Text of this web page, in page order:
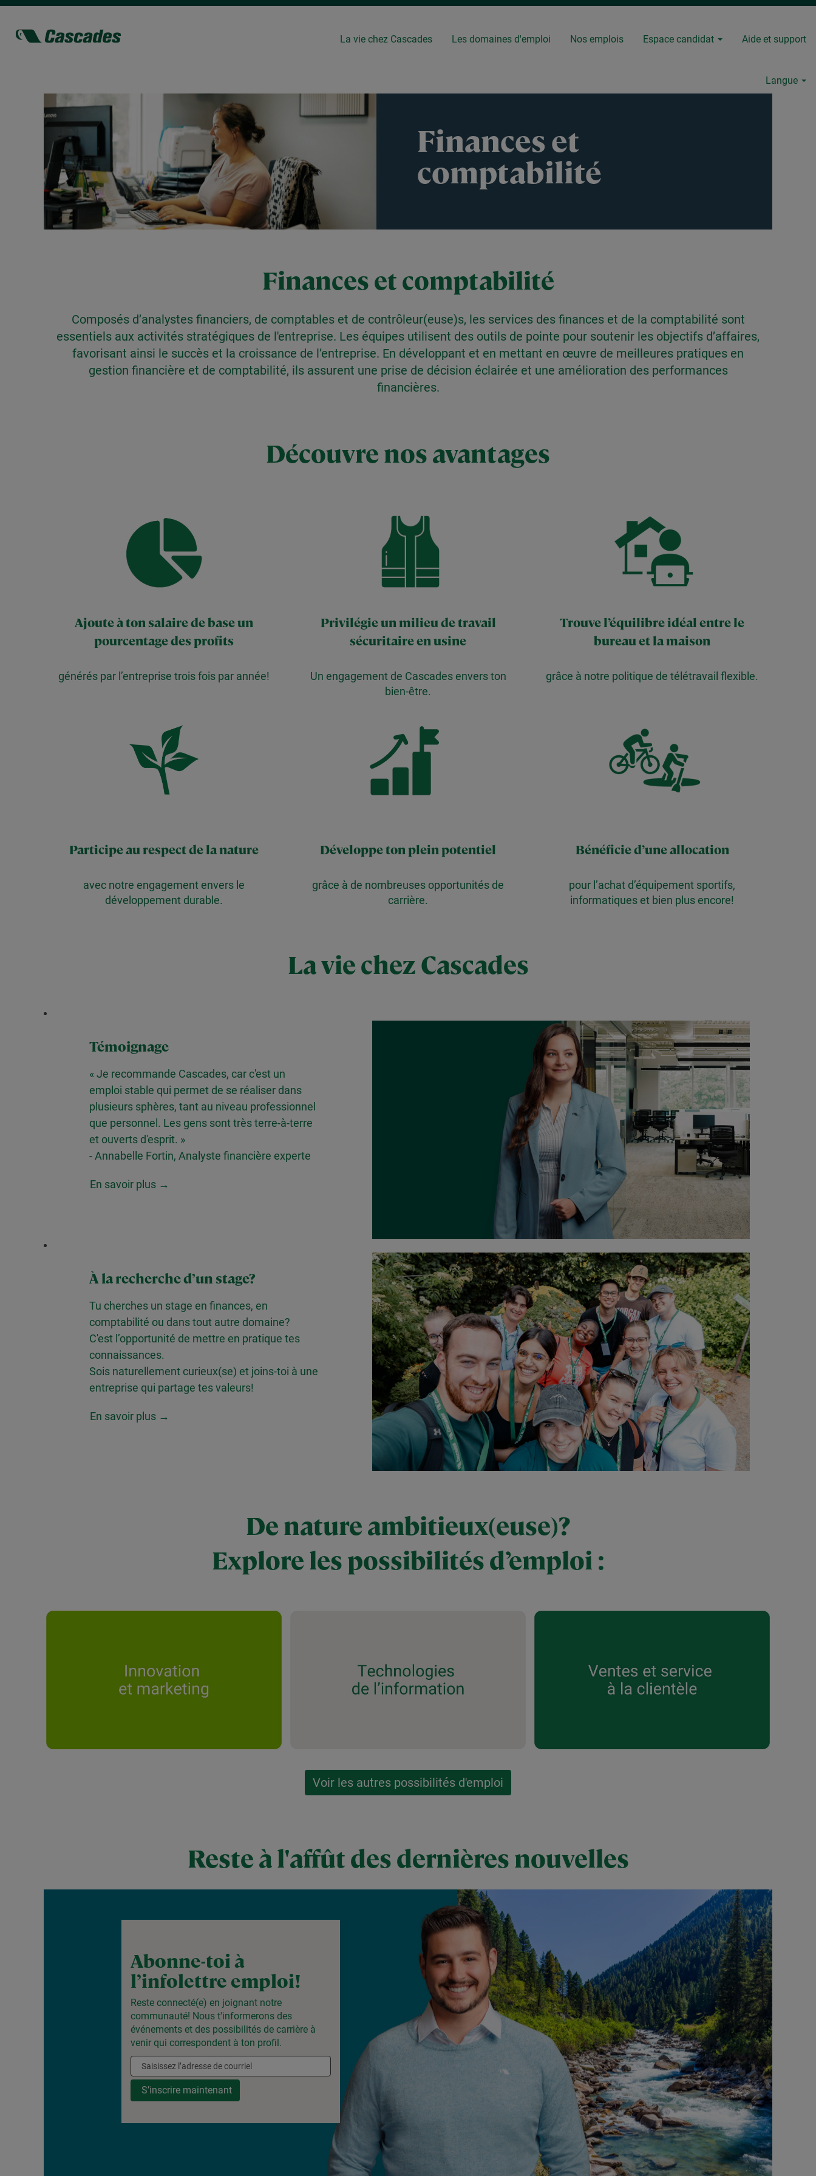
La vie chez Cascades Les domaines d'emploi Nos emplois Espace candidat Aide et support
Langue
et
comptabilité
Finances et
comptabilité
Finances et comptabilité
Composés d’analystes financiers, de comptables et de contrôleur(euse)s, les services des finances et de la comptabilité sont
essentiels aux activités stratégiques de l'entreprise. Les équipes utilisent des outils de pointe pour soutenir les objectifs d’affaires,
favorisant ainsi le succès et la croissance de l’entreprise. En développant et en mettant en œuvre de meilleures pratiques en
gestion financière et de comptabilité, ils assurent une prise de décision éclairée et une amélioration des performances
financières.
Découvre nos avantages
Ajoute à ton salaire de base un
pourcentage des profits
générés par l’entreprise trois fois par année!
Privilégie un milieu de travail
sécuritaire en usine
Un engagement de Cascades envers ton
bien-être.
Trouve l’équilibre idéal entre le
bureau et la maison
grâce à notre politique de télétravail flexible.
Participe au respect de la nature
avec notre engagement envers le
développement durable.
Développe ton plein potentiel
grâce à de nombreuses opportunités de
carrière.
Bénéficie d’une allocation
pour l’achat d’équipement sportifs,
informatiques et bien plus encore!
La vie chez Cascades
Témoignage
« Je recommande Cascades, car c'est un
emploi stable qui permet de se réaliser dans
plusieurs sphères, tant au niveau professionnel
que personnel. Les gens sont très terre-à-terre
et ouverts d'esprit. »
- Annabelle Fortin, Analyste financière experte
En savoir plus →
À la recherche d’un stage?
Tu cherches un stage en finances, en
comptabilité ou dans tout autre domaine?
C'est l’opportunité de mettre en pratique tes
connaissances.
Sois naturellement curieux(se) et joins-toi à une
entreprise qui partage tes valeurs!
En savoir plus →
De nature ambitieux(euse)?
Explore les possibilités d’emploi :
Voir les autres possibilités d'emploi
Reste à l'affût des dernières nouvelles
Abonne-toi à
l’infolettre emploi!
Reste connecté(e) en joignant notre
communauté! Nous t'informerons des
événements et des possibilités de carrière à
venir qui correspondent à ton profil.